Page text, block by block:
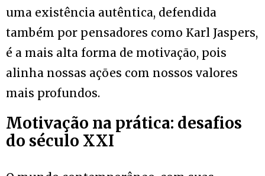
uma existência autêntica, defendida
também por pensadores como Karl Jaspers,
é a mais alta forma de motivação, pois
alinha nossas ações com nossos valores
mais profundos.
Motivação na prática: desafios
do século XXI